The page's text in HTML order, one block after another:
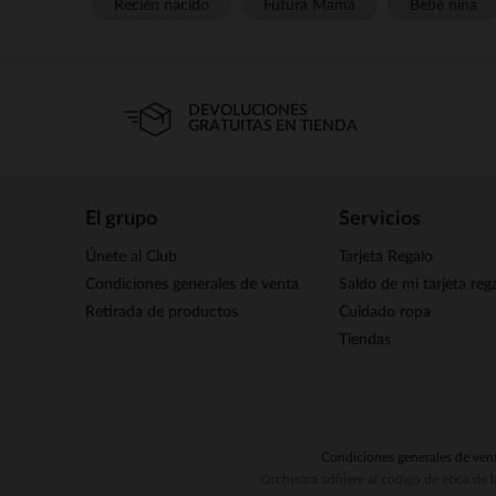
DEVOLUCIONES
GRATUITAS EN TIENDA
El grupo
Únete al Club
Condiciones generales de venta
Retirada de productos
Servicios
Tarjeta Regalo
Saldo de mi tarjeta
Cuidado ropa
Tiendas
Condiciones generales de